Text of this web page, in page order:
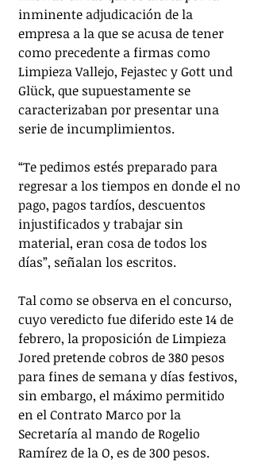
inminente adjudicación de la
empresa a la que se acusa de tener
como precedente a firmas como
Limpieza Vallejo, Fejastec y Gott und
Glück, que supuestamente se
caracterizaban por presentar una
serie de incumplimientos.
“Te pedimos estés preparado para
regresar a los tiempos en donde el no
pago, pagos tardíos, descuentos
injustificados y trabajar sin
material, eran cosa de todos los
días”, señalan los escritos.
Tal como se observa en el concurso,
cuyo veredicto fue diferido este 14 de
febrero, la proposición de Limpieza
Jored pretende cobros de 380 pesos
para fines de semana y días festivos,
sin embargo, el máximo permitido
en el Contrato Marco por la
Secretaría al mando de Rogelio
Ramírez de la O, es de 300 pesos.